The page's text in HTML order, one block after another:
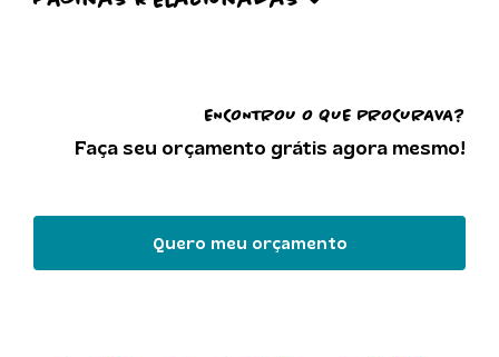
ENCONTROU O QUE PROCURAVA?
Faça seu orçamento grátis agora mesmo!
Quero meu orçamento